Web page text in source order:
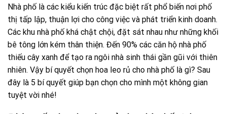
Nhà phố là các kiểu kiến trúc đặc biệt rất phổ biến nơi phố
thị tấp lập, thuận lợi cho công việc và phát triển kinh doanh.
Các khu nhà phố khá chật chội, đặt sát nhau như những khối
bê tông lớn kém thân thiện. Đến 90% các căn hộ nhà phố
thiếu cây xanh để tạo ra ngôi nhà sinh thái gần gũi với thiên
nhiên. Vậy bí quyết chọn hoa leo rủ cho nhà phố là gì? Sau
đây là 5 bí quyết giúp bạn chọn cho mình một không gian
tuyệt vời nhé!